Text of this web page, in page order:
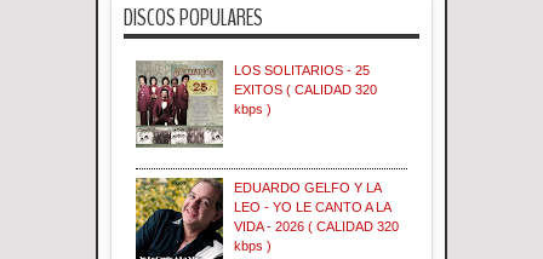
DISCOS POPULARES
LOS SOLITARIOS - 25
EXITOS ( CALIDAD 320
kbps )
EDUARDO GELFO Y LA
LEO - YO LE CANTO A LA
VIDA - 2026 ( CALIDAD 320
kbps )